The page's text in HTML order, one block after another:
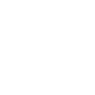
BlueskyFacebook